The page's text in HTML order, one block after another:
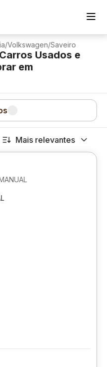
/Volkswagen/Saveiro
Usados e
em
Mais relevantes